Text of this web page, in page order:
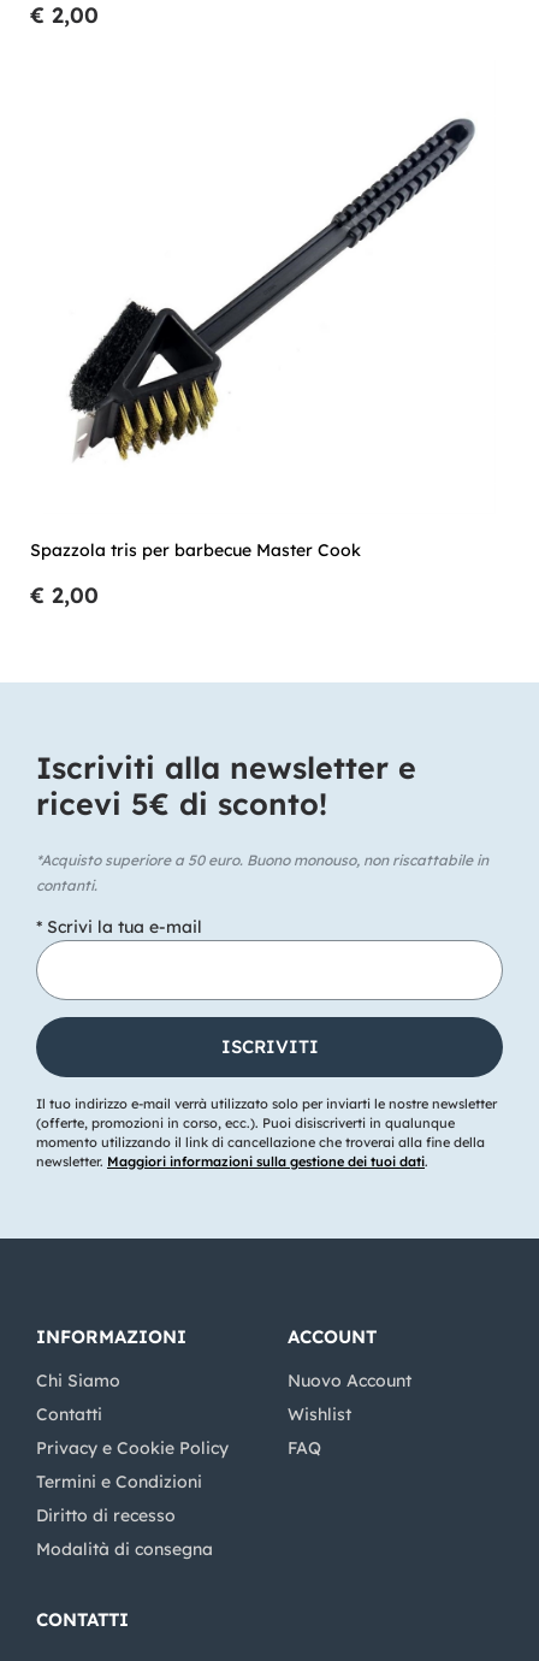
€ 2,00
Spazzola tris per barbecue Master Cook
€ 2,00
Iscriviti alla newsletter e
ricevi 5€ di sconto!​
*Acquisto superiore a 50 euro. Buono monouso, non riscattabile in
contanti.
* Scrivi la tua e-mail
Il tuo indirizzo e-mail verrà utilizzato solo per inviarti le nostre newsletter
(offerte, promozioni in corso, ecc.). Puoi disiscriverti in qualunque
momento utilizzando il link di cancellazione che troverai alla fine della
newsletter. Maggiori informazioni sulla gestione dei tuoi dati.
INFORMAZIONI
Chi Siamo
Contatti
Privacy e Cookie Policy
Termini e Condizioni
Diritto di recesso
Modalità di consegna
ACCOUNT
Nuovo Account
Wishlist
FAQ
CONTATTI